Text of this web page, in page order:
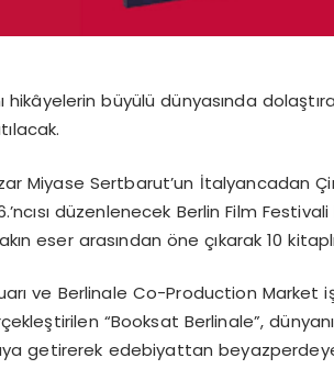
hikâyelerin büyülü dünyasında
Miyase Sertbarut’un İtalyancadan
düzenlenecek Berlin Film
eser arasından öne çıkarak 10
ve Berlinale Co-Production Market
“Booksat Berlinale”,
getirerek edebiyattan